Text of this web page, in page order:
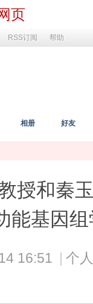
页
RSS订阅 帮助
相册 好友
授和秦
能基因
16:51
个